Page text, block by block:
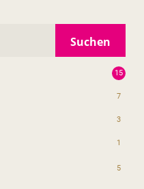
Suchen
15
7
3
1
5